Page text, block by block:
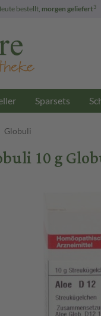
bestellt, morgen geliefert3
Sparsets
Globuli
10 g